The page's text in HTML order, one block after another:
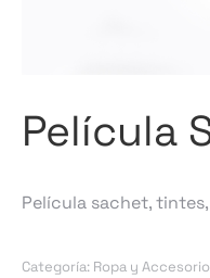
Película
Película sachet, tintes,
Categoría: Ropa y